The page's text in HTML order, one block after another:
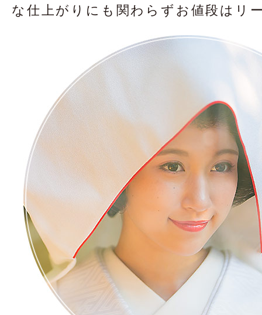
な仕上がりにも関わらずお値段はリ